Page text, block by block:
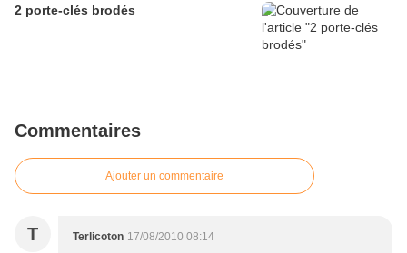
2 porte-clés brodés
Commentaires
Ajouter un commentaire
T Terlicoton 17/08/2010 08:14